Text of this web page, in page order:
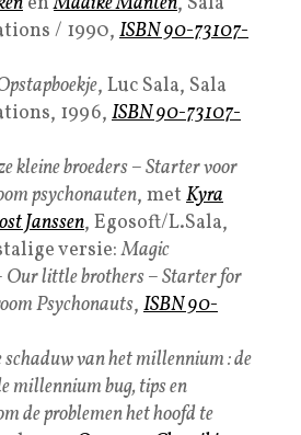
/ 1990, ISBN 90-73107-
, Luc Sala, Sala
1996, ISBN 90-73107-
kleine broeders – Starter voor
psychonauten, met Kyra
Janssen, Egosoft/L.Sala,
versie:Magic
Our little brothers – Starter for
Psychonauts, ISBN 90-
schaduw van het millennium : de
millennium bug, tips en
de problemen het hoofd te